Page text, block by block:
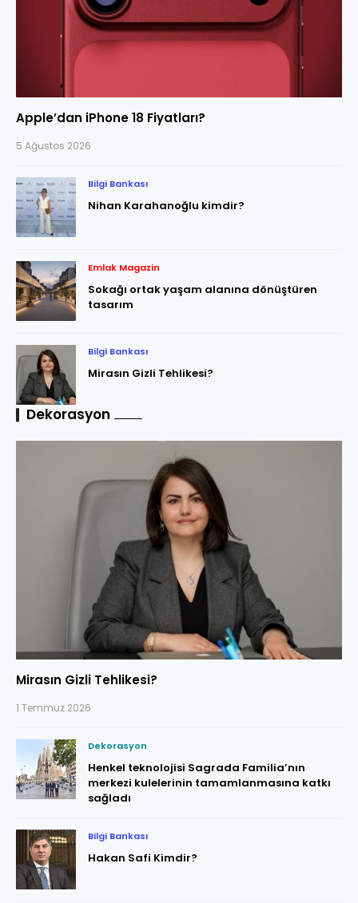
Apple’dan iPhone 18 Fiyatları?
5 Ağustos 2026
Bilgi Bankası
Nihan Karahanoğlu kimdir?
Emlak Magazin
Sokağı ortak yaşam alanına dönüştüren
tasarım
Bilgi Bankası
Mirasın Gizli Tehlikesi?
Dekorasyon
Mirasın Gizli Tehlikesi?
1 Temmuz 2026
Dekorasyon
Henkel teknolojisi Sagrada Familia’nın
merkezi kulelerinin tamamlanmasına katkı
sağladı
Bilgi Bankası
Hakan Safi Kimdir?